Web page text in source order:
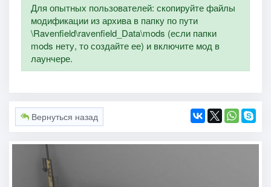
Для опытных пользователей: скопируйте файлы
модификации из архива в папку по пути
\Ravenfield\ravenfield_Data\mods (если папки
mods нету, то создайте ее) и включите мод в
лаунчере.
Вернуться назад